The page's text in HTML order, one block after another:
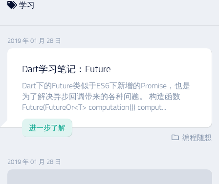
学习
2019 年 01 月 28 日
Dart学习笔记：Future
Dart下的Future类似于ES6下新增的Promise，也是
为了解决异步回调带来的各种问题。 构造函数
Future(FutureOr<T> computation()) comput...
进一步了解
编程随想
2019 年 01 月 28 日